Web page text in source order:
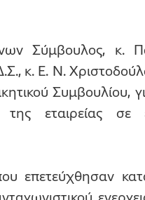
Σύμβουλος, κ.
κ. Ε. Ν.
Συμβουλίου,
της εταιρείας σε
επετεύχθησαν